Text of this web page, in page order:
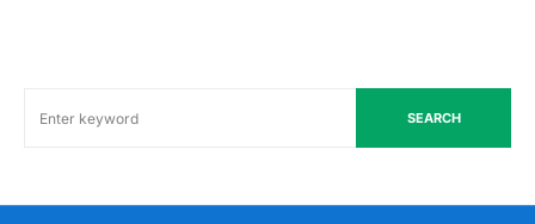
SEARCH